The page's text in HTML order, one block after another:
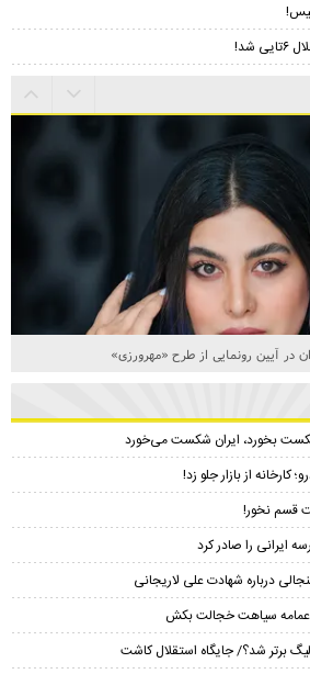
شد!
در آیین رونمایی از طرح «مهرورزی»
بخورد، ایران شکست می‌خورد
از بازار جلو زد!
قسم نخور!
ایرانی را صادر کرد
درباره شهادت علی لاریجانی
عمامه سیاهت خجالت بکش
برتر شد؟/ جایگاه استقلال کاشت